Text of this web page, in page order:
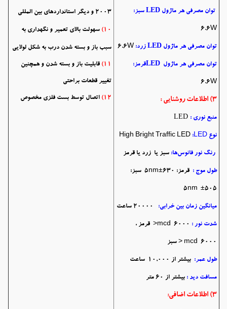
توان مصرفی هر ماژولLED سبز:
6.6W
توان مصرفی هر ماژولLED زرد:6.6W
توان مصرفی هر ماژولLEDقرمز:
6.6W
3) اطلاعات روشنایی :
منبع نوری : LED
نوع High Bright Traffic LED:LED
رنگ نور فانوس‌ها: سبز یا زرد یا قرمز
طول موج : قرمز: 630±5nm سبز:
505± 5nm
میانگین زمان بین خرابی:
شدت نور : mcd 6000< قرمز ،
mcd 6000 < سبز
طول عمر: بیشتر از 10,000 ساعت
مسافت دید : بیشتر از 60 متر
3) اطلاعات اضافی:
2003 و دیگر استانداردهای بین المللی
10) سهولت بالای تعمیر و نگهداری به
سبب باز و بسته شدن درب به شکل لولایی
11) قابلیت باز و بسته شدن و همچنین
تغییر قطعات براحتی
12) اتصال توسط بست فلزی مخصوص